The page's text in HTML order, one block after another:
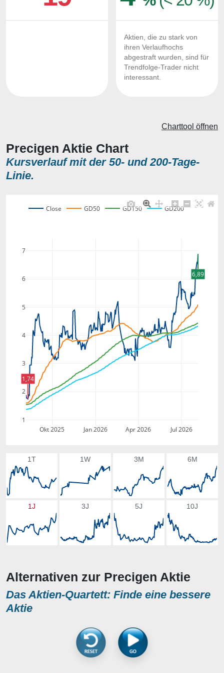
Aktien, die zu stark von
ihren Verlaufhochs
abgestraft wurden, sind für
Trendfolge-Trader nicht
interessant.
Precigen Aktie Chart
Kursverlauf mit der 50- und 200-Tage-
Linie.
Charttool öffnen
Okt 2025 Jan 2026 Apr 2026 Jul 2026
1
2
3
4
5
6
7
Close GD50 GD150 GD200
6,89
1,74
1T 1W 3M 6M
1J 3J 5J 10J
Alternativen zur Precigen Aktie
Das Aktien-Quartett: Finde eine bessere
Aktie